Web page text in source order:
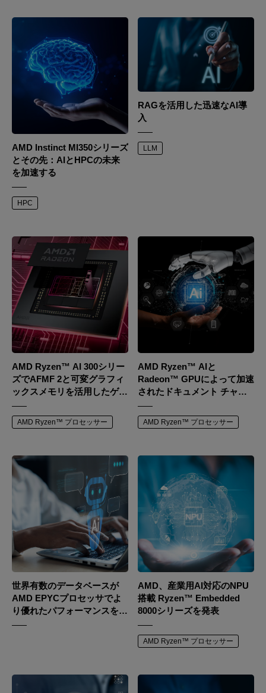
AMD Instinct MI350シリーズ
とその先：AIとHPCの未来
を加速する
HPC
RAGを活用した迅速なAI導
入
LLM
AMD Ryzen™ AI 300シリー
ズでAFMF 2と可変グラフィ
ックスメモリを活用したゲー
ミングパフォーマンスの最大
化
AMD Ryzen™ プロセッサー
AMD Ryzen™ AIと
Radeon™ GPUによって加速
されたドキュメント チャッ
トで、強力なAIアシスタント
を手に入れましょう
AMD Ryzen™ プロセッサー
世界有数のデータベースが
AMD EPYCプロセッサでよ
り優れたパフォーマンスを発
揮
AMD、産業用AI対応のNPU
搭載 Ryzen™ Embedded
8000シリーズを発表
AMD Ryzen™ プロセッサー